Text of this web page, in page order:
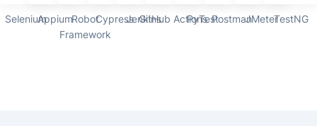
SeleniumAppiumRobot
Framework
CypressJenkins
GitHub Actions
PyTestPostmanJMeterTestNG